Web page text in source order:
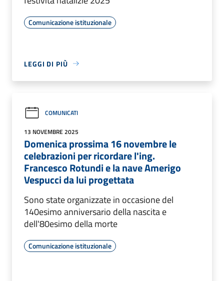
Comunicazione istituzionale
LEGGI DI PIÙ
COMUNICATI
13 NOVEMBRE 2025
Domenica prossima 16 novembre le
celebrazioni per ricordare l'ing.
Francesco Rotundi e la nave Amerigo
Vespucci da lui progettata
Sono state organizzate in occasione del
140esimo anniversario della nascita e
dell'80esimo della morte
Comunicazione istituzionale